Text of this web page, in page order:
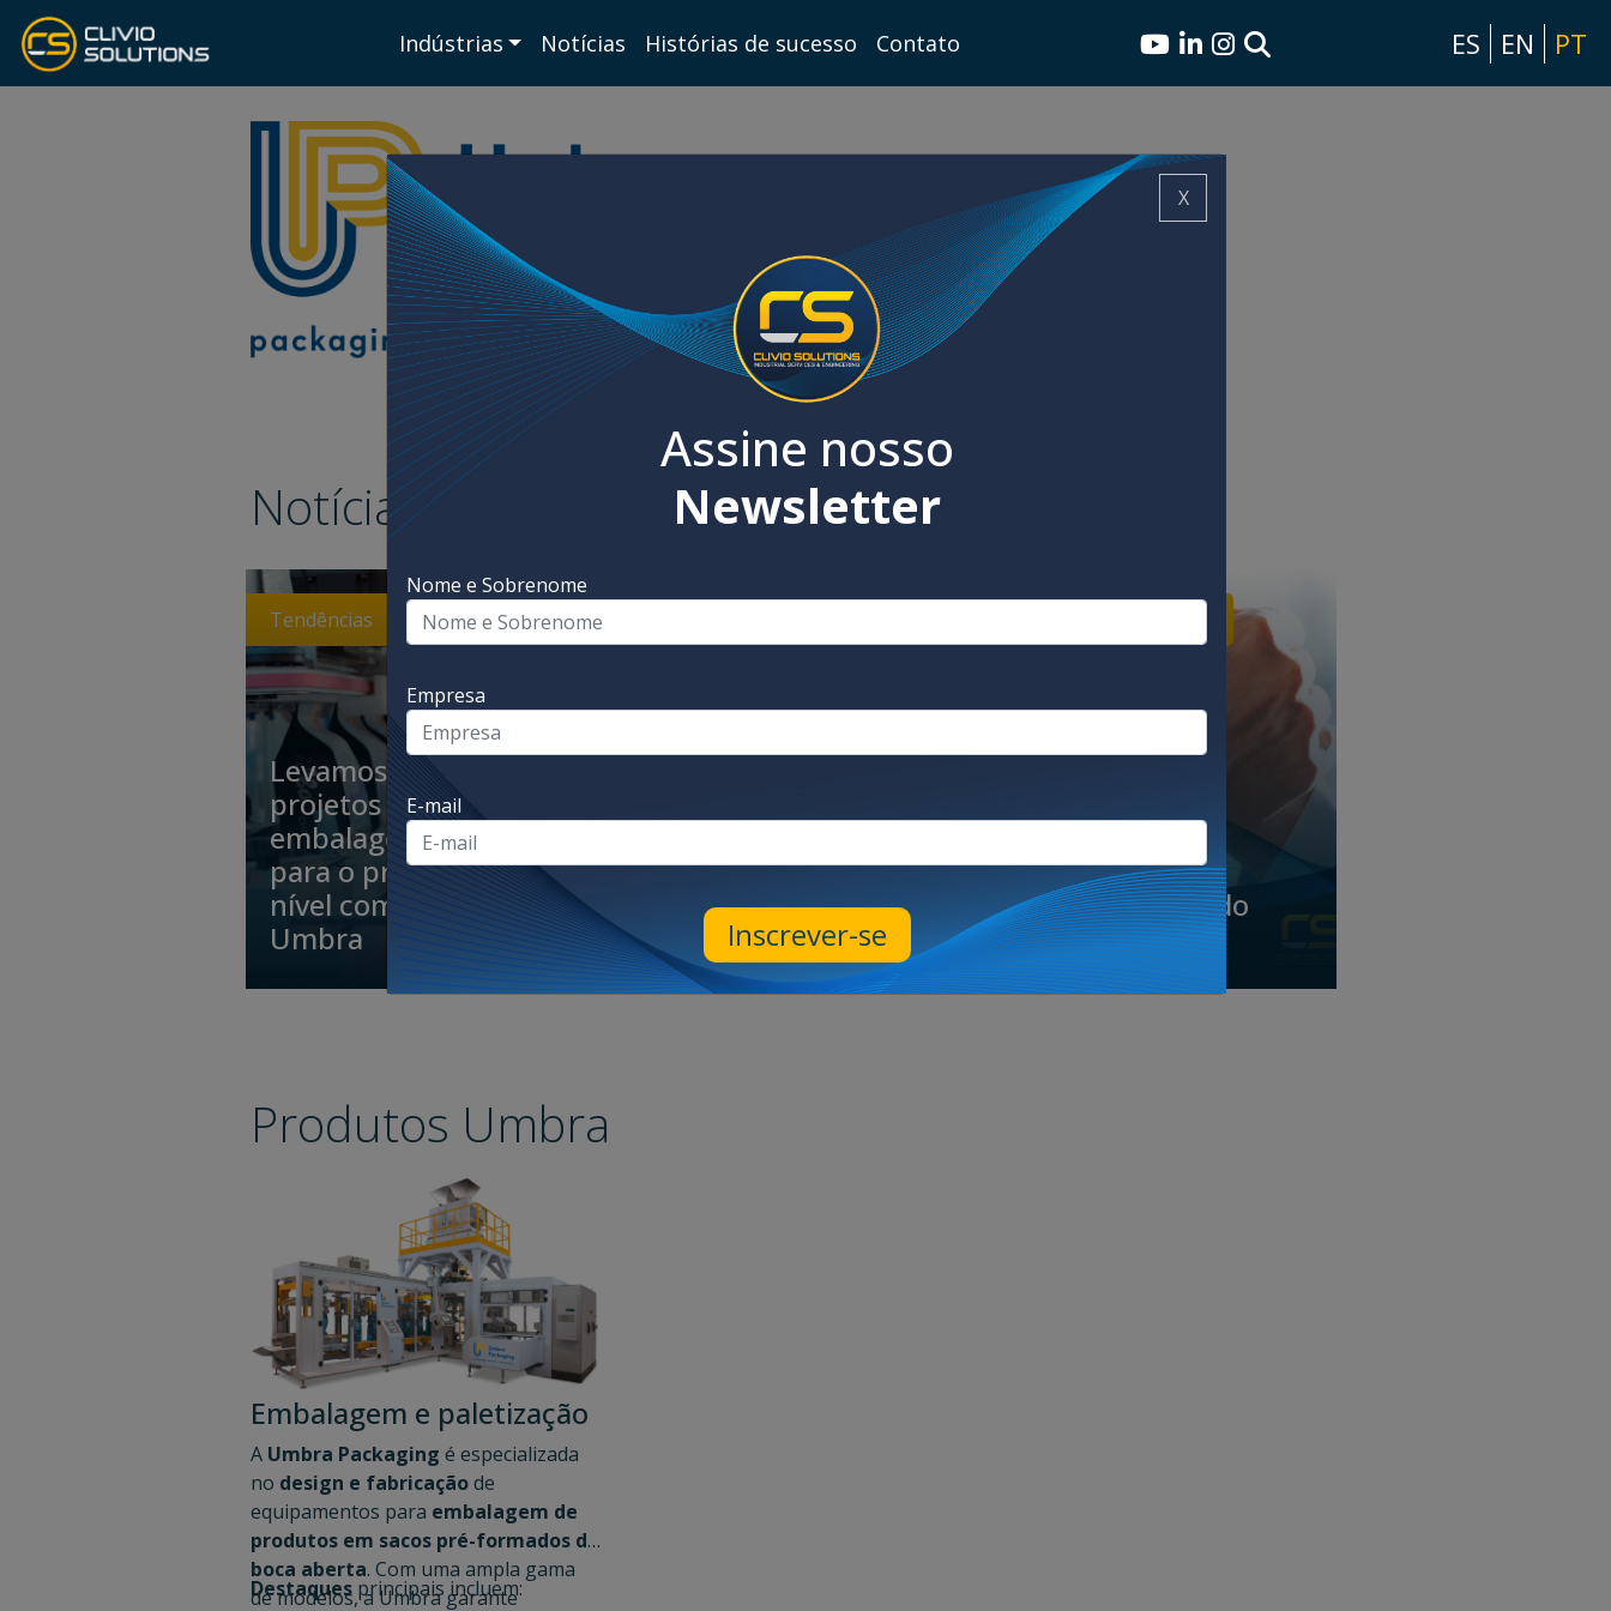
Indústrias Notícias Histórias de sucesso Contato ES EN PT
Notícias Umbra
Tendências
Levamos seus
projetos de
embalagem
para o próximo
nível com a
Umbra
Perspectiva industrial
embalamento
de excelência?
Descubra aqui!
Umbra: a
solução que
você precisa
Bem-vindo
Umbra!
Produtos Umbra
Embalagem e paletização
A Umbra Packaging é especializada
no design e fabricaçãode
equipamentos para embalagem de
produtos em sacos pré-formados de
boca aberta. Com uma ampla gama
de modelos, a Umbra garante
Destaques principais incluem:
X
Assine nosso
Newsletter
Nome e Sobrenome
Empresa
E-mail
Inscrever-se